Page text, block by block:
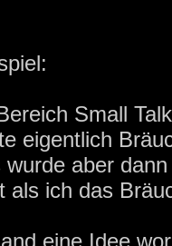
Small
eigentlich
wurde aber
als ich das
eine Idee